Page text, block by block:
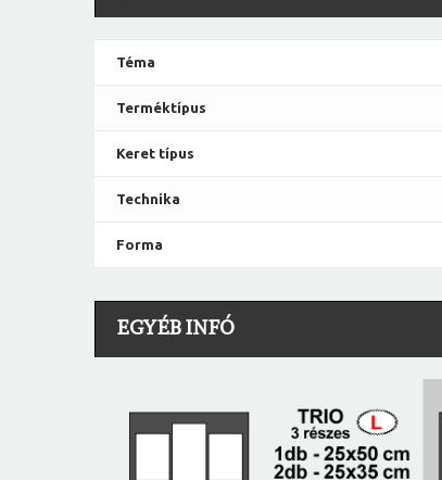
Téma
Terméktípus
Keret típus
Technika
Forma
EGYÉB INFÓ